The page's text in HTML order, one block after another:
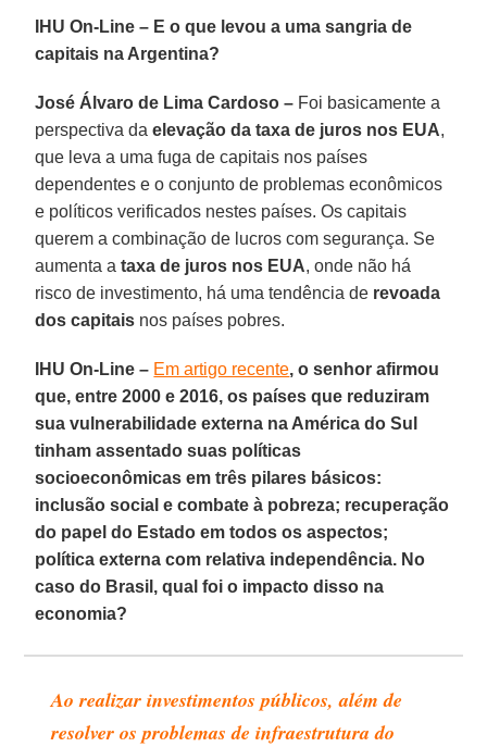
IHU On-Line – E o que levou a uma sangria de
capitais na Argentina?
José Álvaro de Lima Cardoso – Foi basicamente a
perspectiva daelevação da taxa de juros nos EUA,
que leva a uma fuga de capitais nos países
dependentes e o conjunto de problemas econômicos
e políticos verificados nestes países. Os capitais
querem a combinação de lucros com segurança. Se
aumenta ataxa de juros nos EUA, onde não há
risco de investimento, há uma tendência de revoada
dos capitais nos países pobres.
IHU On-Line – Em artigo recente, o senhor afirmou
que, entre 2000 e 2016, os países que reduziram
sua vulnerabilidade externa na América do Sul
tinham assentado suas políticas
socioeconômicas em três pilares básicos:
inclusão social e combate à pobreza; recuperação
do papel do Estado em todos os aspectos;
política externa com relativa independência. No
caso do Brasil, qual foi o impacto disso na
economia?
Ao realizar investimentos públicos, além de
resolver os problemas de infraestrutura do